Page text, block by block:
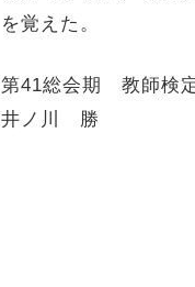
を覚えた。
第41総会期 教師検
井ノ川 勝